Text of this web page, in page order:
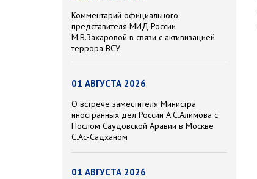
Комментарий официального
представителя МИД России
М.В.Захаровой в связи с активизацией
террора ВСУ
01 АВГУСТА 2026
О встрече заместителя Министра
иностранных дел России А.С.Алимова с
Послом Саудовской Аравии в Москве
С.Ас-Садханом
01 АВГУСТА 2026